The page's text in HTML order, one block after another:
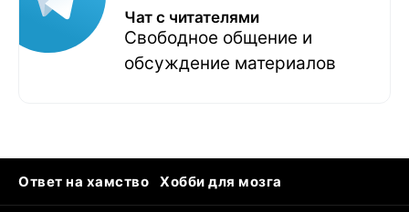
Чат с читателями
Свободное общение и
обсуждение материалов
Ответ на хамство
Хобби для мозга
Бензин 100 и 95
Тунцы в океанариуме